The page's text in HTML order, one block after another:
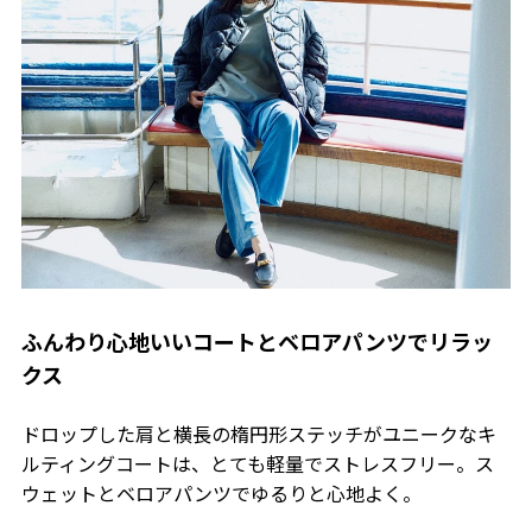
ふんわり心地いいコートとベロアパンツでリラッ
クス
ドロップした肩と横長の楕円形ステッチがユニークなキ
ルティングコートは、とても軽量でストレスフリー。ス
ウェットとベロアパンツでゆるりと心地よく。